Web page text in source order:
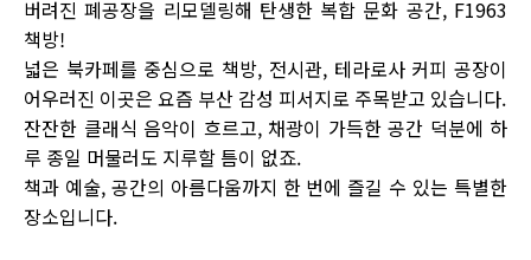
버려진 폐공장을 리모델링해 탄생한 복합 문화 공간, F1963
책방!
넓은 북카페를 중심으로 책방, 전시관, 테라로사 커피 공장이
어우러진 이곳은 요즘 부산 감성 피서지로 주목받고 있습니다.
잔잔한 클래식 음악이 흐르고, 채광이 가득한 공간 덕분에 하
루 종일 머물러도 지루할 틈이 없죠.
책과 예술, 공간의 아름다움까지 한 번에 즐길 수 있는 특별한
장소입니다.